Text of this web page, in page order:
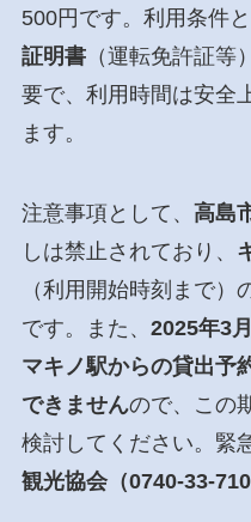
500円です。利用条件
証明書（運転免許証等
要で、利用時間は安全
ます。
注意事項として、 高島
しは禁止されており、
（利用開始時刻まで
です。また、 2025年3
マキノ駅からの貸出予
できませんので、この
検討してください。緊
観光協会（0740-33-